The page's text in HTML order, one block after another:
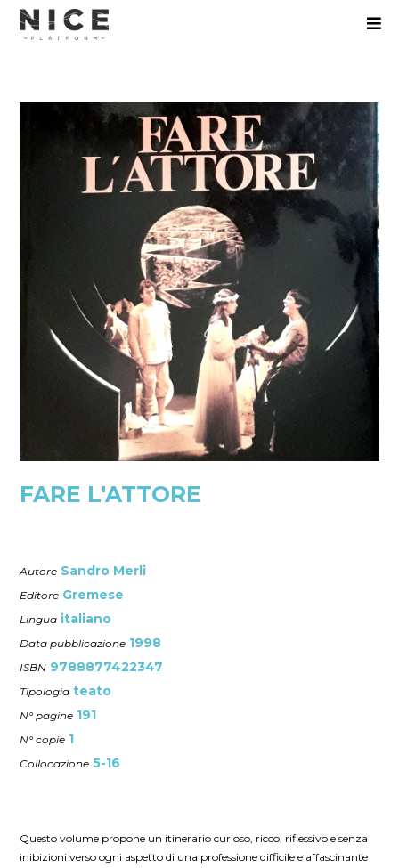
FARE L'ATTORE
Autore Sandro Merli
Editore Gremese
Lingua italiano
Data pubblicazione 1998
ISBN 9788877422347
Tipologia teato
N° pagine 191
N° copie 1
Collocazione 5-16
Questo volume propone un itinerario curioso, ricco, riflessivo e senza
inibizioni verso ogni aspetto di una professione difficile e affascinante